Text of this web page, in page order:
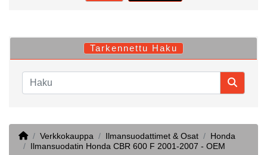
Tarkennettu Haku
HomeVerkkokauppa Ilmansuodattimet & Osat
Honda
Ilmansuodatin Honda CBR 600 F 2001-2007 - OEM